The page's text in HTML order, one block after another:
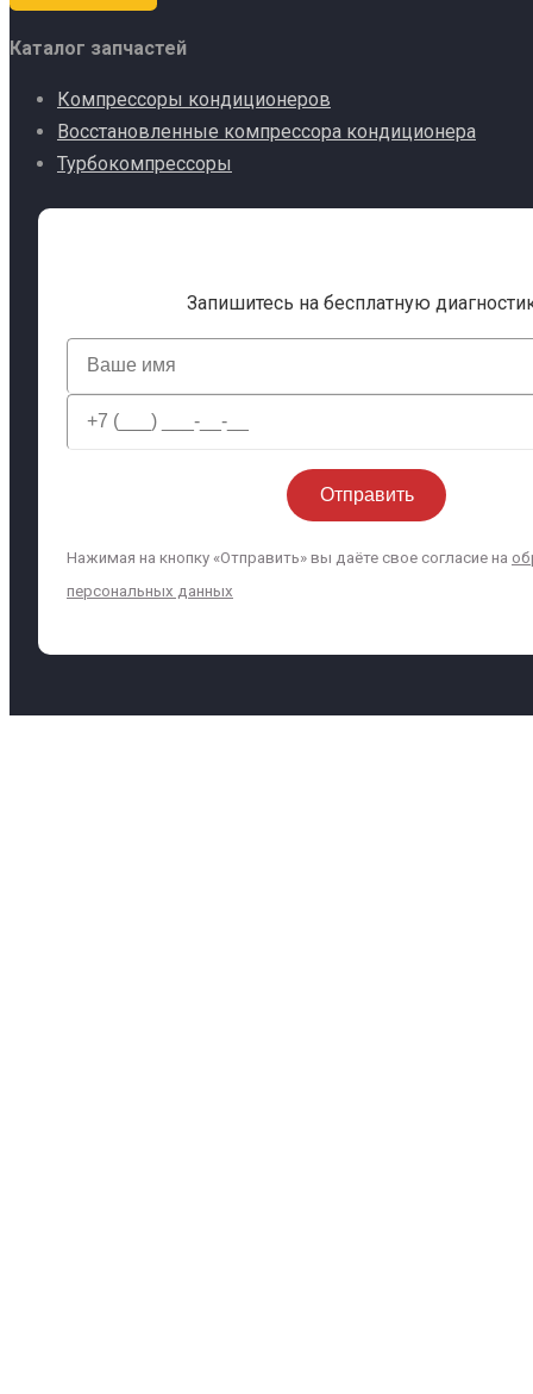
Каталог запчастей
Компрессоры кондиционеров
Восстановленные компрессора кондиционера
Турбокомпрессоры
Запишитесь на бесплатную
Нажимая на кнопку «Отправить» вы даёте свое согласие на
персональных данных